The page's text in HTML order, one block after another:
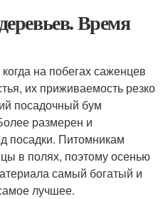
Время
на побегах саженцев
их приживаемость резко
посадочный бум
размерен и
посадки. Питомникам
в полях, поэтому осенью
самый богатый и
лучшее.